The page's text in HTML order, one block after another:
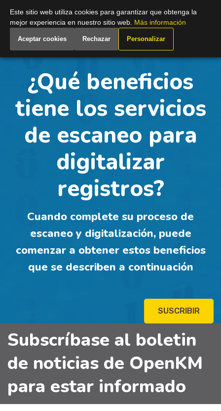
Spain
¿Qué beneficios
tiene los servicios
de escaneo para
digitalizar
registros?
Cuando complete su proceso de
escaneo y digitalización, puede
comenzar a obtener estos beneficios
que se describen a continuación
SUSCRIBIR
Subscríbase al boletin
de noticias de OpenKM
para estar informado
Este sitio web utiliza cookies para garantizar que obtenga la
mejor experiencia en nuestro sitio web. Más información
Aceptar cookies Rechazar Personalizar